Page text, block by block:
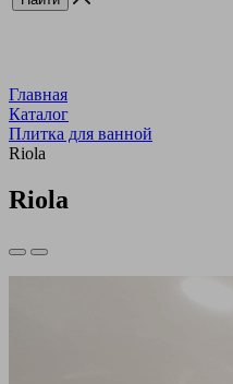
Главная
Каталог
Плитка для ванной
Riola
Riola